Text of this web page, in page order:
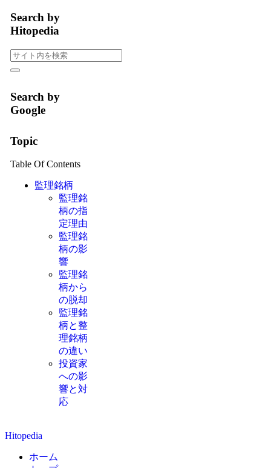
Search by
Hitopedia
Search by
Google
Topic
Table Of Contents
監理銘柄
監理銘
柄の指
定理由
監理銘
柄の影
響
監理銘
柄から
の脱却
監理銘
柄と整
理銘柄
の違い
投資家
への影
響と対
応
Hitopedia
ホーム